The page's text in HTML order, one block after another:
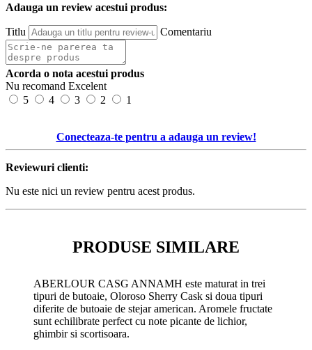
Adauga un review acestui produs:
Titlu Comentariu
Acorda o nota acestui produs
Nu recomand Excelent
5
4 3 2 1
Conecteaza-te pentru a adauga un review!
Reviewuri clienti:
Nu este nici un review pentru acest produs.
PRODUSE SIMILARE
ABERLOUR CASG ANNAMH este maturat in trei
tipuri de butoaie, Oloroso Sherry Cask si doua tipuri
diferite de butoaie de stejar american. Aromele fructate
sunt echilibrate perfect cu note picante de lichior,
ghimbir si scortisoara.